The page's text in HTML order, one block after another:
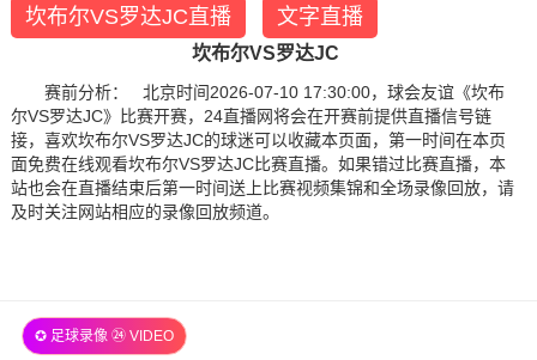
坎布尔VS罗达JC直播 文字直播
坎布尔VS罗达JC
赛前分析： 北京时间2026-07-10 17:30:00，球会友谊《坎布
尔VS罗达JC》比赛开赛，24直播网将会在开赛前提供直播信号链
接，喜欢坎布尔VS罗达JC的球迷可以收藏本页面，第一时间在本页
面免费在线观看坎布尔VS罗达JC比赛直播。如果错过比赛直播，本
站也会在直播结束后第一时间送上比赛视频集锦和全场录像回放，请
及时关注网站相应的录像回放频道。
✪ 足球录像 ㉔ VIDEO